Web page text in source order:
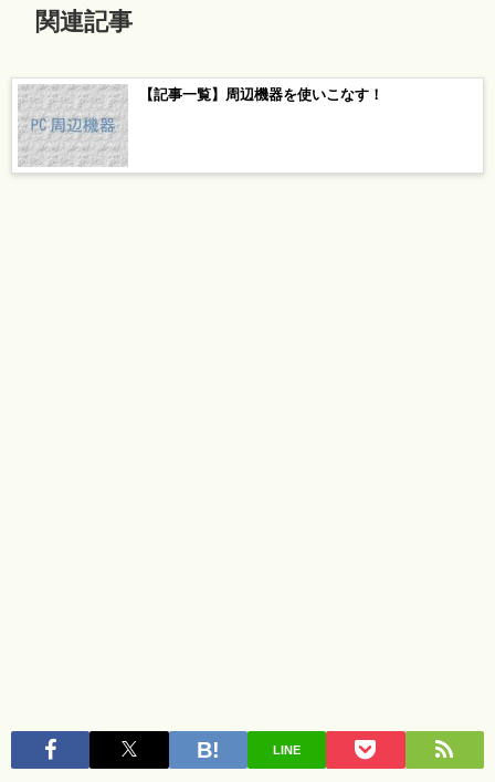
関連記事
【記事一覧】周辺機器を使いこなす！
LINE